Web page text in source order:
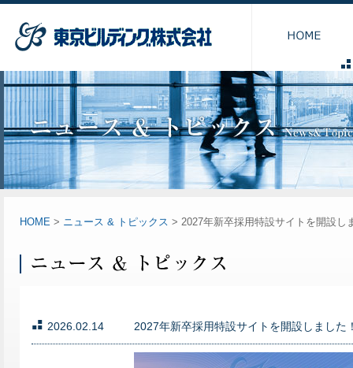
HOME > ニュース & トピックス > 2027年新卒採用特設サイトを開設し
2026.02.14 2027年新卒採用特設サイトを開設しました